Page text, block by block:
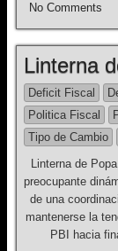
No Comments
Linterna
Deficit Fiscal
Politica Fiscal
Tipo de Cambio
Linterna de
preocupante
de una
mantenerse la
PBI hacia